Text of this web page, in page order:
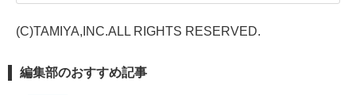
(C)TAMIYA,INC.ALL RIGHTS RESERVED.
編集部のおすすめ記事